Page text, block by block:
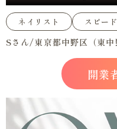
ネイリスト スピー
Sさん/東京都中野区（東
開業